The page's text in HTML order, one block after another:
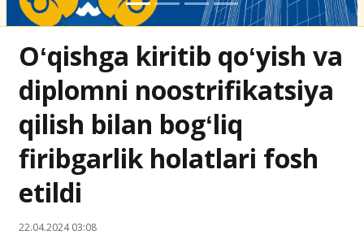
Oʻqishga kiritib qoʻyish va
diplomni noostrifikatsiya
qilish bilan bogʻliq
firibgarlik holatlari fosh
etildi
22.04.2024 03:08